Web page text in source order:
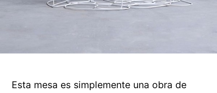
Esta mesa es simplemente una obra de